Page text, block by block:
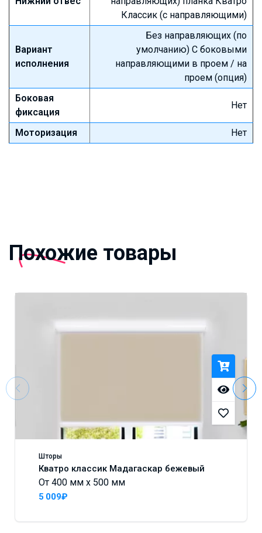
Классик (с направляющими)
Вариант
исполнения
Без направляющих (по
умолчанию) С боковыми
направляющими в проем / на
проем (опция)
Боковая
фиксация
Нет
Моторизация Нет
Похожие товары
Шторы
Кватро классик Мадагаскар бежевый
От 400 мм x 500 мм
5 009₽